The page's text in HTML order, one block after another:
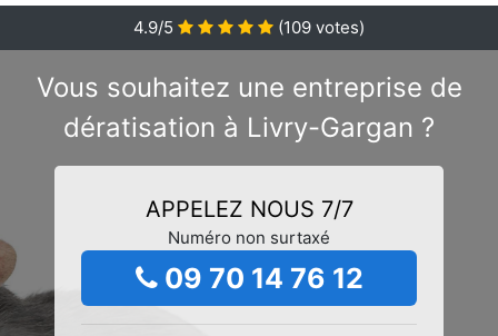
4.9/5
(109 votes)
Vous souhaitez une entreprise de
dératisation à Livry-Gargan ?
APPELEZ NOUS 7/7
Numéro non surtaxé
09 70 14 76 12